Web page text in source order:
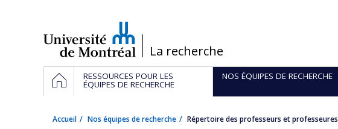
/La recherche
Navigation
principale
ACCUEILRESSOURCES POUR LES
ÉQUIPES DE RECHERCHE
NOS ÉQUIPES DE RECHERCHE
Accueil Nos équipes de recherche Répertoire des professeurs et professeures